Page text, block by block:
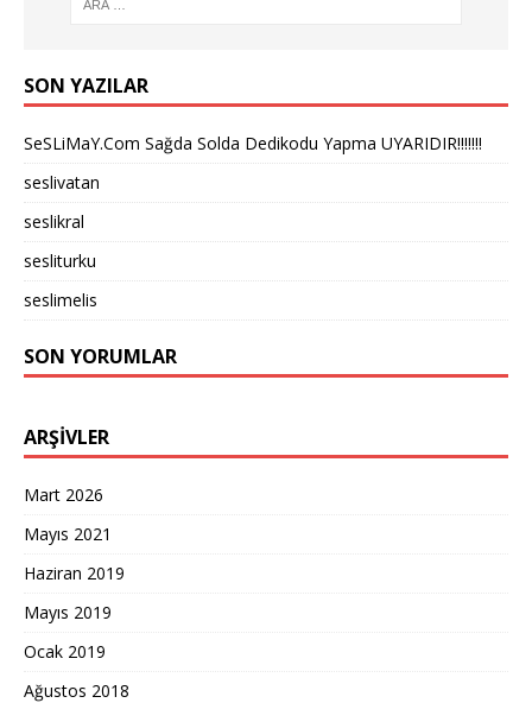
SON YAZILAR
SeSLiMaY.Com Sağda Solda Dedikodu Yapma UYARIDIR!!!!!!!
seslivatan
seslikral
sesliturku
seslimelis
SON YORUMLAR
ARŞIVLER
Mart 2026
Mayıs 2021
Haziran 2019
Mayıs 2019
Ocak 2019
Ağustos 2018